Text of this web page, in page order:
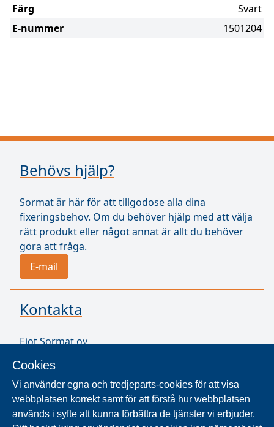
Cookies
Vi använder egna och tredjeparts-cookies för att visa
webbplatsen korrekt samt för att förstå hur webbplatsen
används i syfte att kunna förbättra de tjänster vi erbjuder.
Färg
Svart
E-nummer
1501204
Behövs hjälp?
Sormat är här för att tillgodose alla dina
fixeringsbehov. Om du behöver hjälp med att välja
rätt produkt eller något annat är allt du behöver
göra att fråga.
E-mail
Kontakta
Ejot Sormat oy
21250 Masku
Finland
VAT ID FI17077231